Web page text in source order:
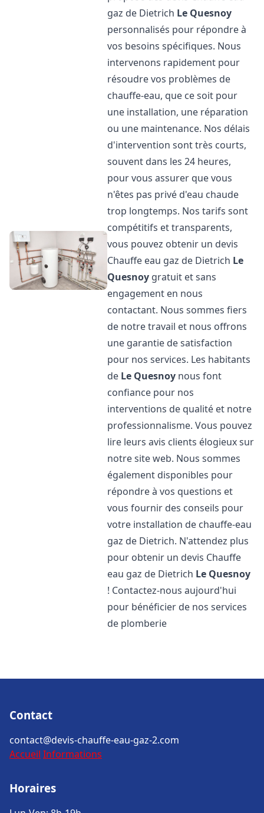
gaz de Dietrich Le Quesnoy
personnalisés pour répondre à
vos besoins spécifiques. Nous
intervenons rapidement pour
résoudre vos problèmes de
chauffe-eau, que ce soit pour
une installation, une réparation
ou une maintenance. Nos délais
d'intervention sont très courts,
souvent dans les 24 heures,
pour vous assurer que vous
n'êtes pas privé d'eau chaude
trop longtemps. Nos tarifs sont
compétitifs et transparents,
vous pouvez obtenir un devis
Chauffe eau gaz de Dietrich Le
Quesnoy gratuit et sans
engagement en nous
contactant. Nous sommes fiers
de notre travail et nous offrons
une garantie de satisfaction
pour nos services. Les habitants
de Le Quesnoy nous font
confiance pour nos
interventions de qualité et notre
professionnalisme. Vous pouvez
lire leurs avis clients élogieux sur
notre site web. Nous sommes
également disponibles pour
répondre à vos questions et
vous fournir des conseils pour
votre installation de chauffe-eau
gaz de Dietrich. N'attendez plus
pour obtenir un devis Chauffe
eau gaz de Dietrich Le Quesnoy
! Contactez-nous aujourd'hui
pour bénéficier de nos services
de plomberie
Contact
contact@devis-chauffe-eau-gaz-2.com
Accueil Informations
Horaires